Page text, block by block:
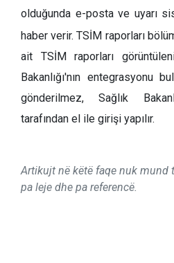
olduğunda e-posta ve uyarı
haber verir. TSİM raporları
ait TSİM raporları
Bakanlığı'nın entegrasyonu
gönderilmez, Sağlık
tarafından el ile girişi yapılır.
Artikujt në këtë faqe nuk mund
pa leje dhe pa referencë.